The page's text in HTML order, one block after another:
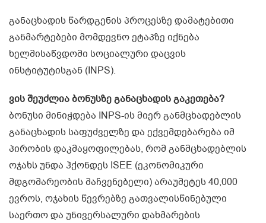
განაცხადის წარდგენის პროცესზე დამატებითი
განმარტებები მომდევნო ეტაპზე იქნება
ხელმისაწვდომი სოციალური დაცვის
ინსტიტუტისგან (INPS).
ვის შეუძლია ბონუსზე განაცხადის გაკეთება?
ბონუსი მინიჭდება INPS-ის მიერ განმცხადებლის
განაცხადის საფუძველზე და ექვემდებარება იმ
პირობის დაკმაყოფილებას, რომ განმცხადებლის
ოჯახს უნდა ჰქონდეს ISEE (ეკონომიკური
მდგომარეობის მაჩვენებელი) არაუმეტეს 40,000
ევროს, ოჯახის წევრებზე გათვალისწინებული
საერთო და უნივერსალური დახმარების